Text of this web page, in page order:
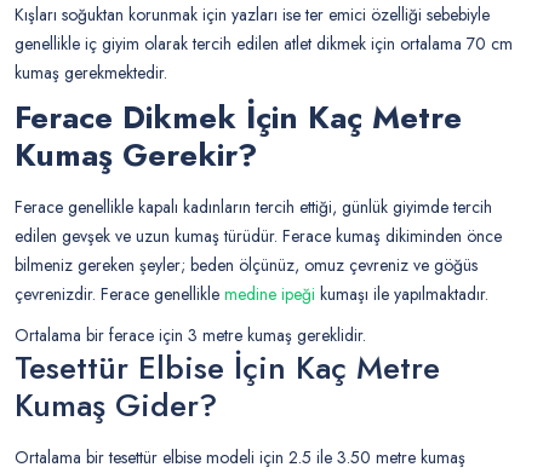
Kışları soğuktan korunmak için yazları ise ter emici özelliği sebebiyle
genellikle iç giyim olarak tercih edilen atlet dikmek için ortalama 70 cm
kumaş gerekmektedir.
Ferace Dikmek İçin Kaç Metre
Kumaş Gerekir?
Ferace genellikle kapalı kadınların tercih ettiği, günlük giyimde tercih
edilen gevşek ve uzun kumaş türüdür. Ferace kumaş dikiminden önce
bilmeniz gereken şeyler; beden ölçünüz, omuz çevreniz ve göğüs
çevrenizdir. Ferace genellikle medine ipeği kumaşı ile yapılmaktadır.
Ortalama bir ferace için 3 metre kumaş gereklidir.
Tesettür Elbise İçin Kaç Metre
Kumaş Gider?
Ortalama bir tesettür elbise modeli için 2.5 ile 3.50 metre kumaş